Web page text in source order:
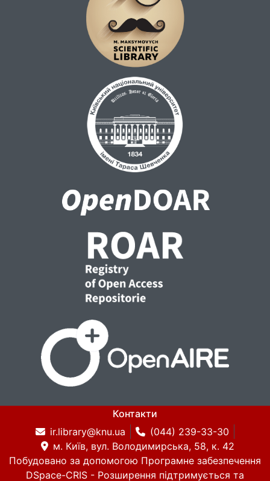
Контакти
ir.library@knu.ua
(044) 239-33-30
м. Київ, вул. Володимирська, 58, к. 42
Побудовано за допомогою Програмне забезпечення
DSpace-CRIS - Розширення підтримується та